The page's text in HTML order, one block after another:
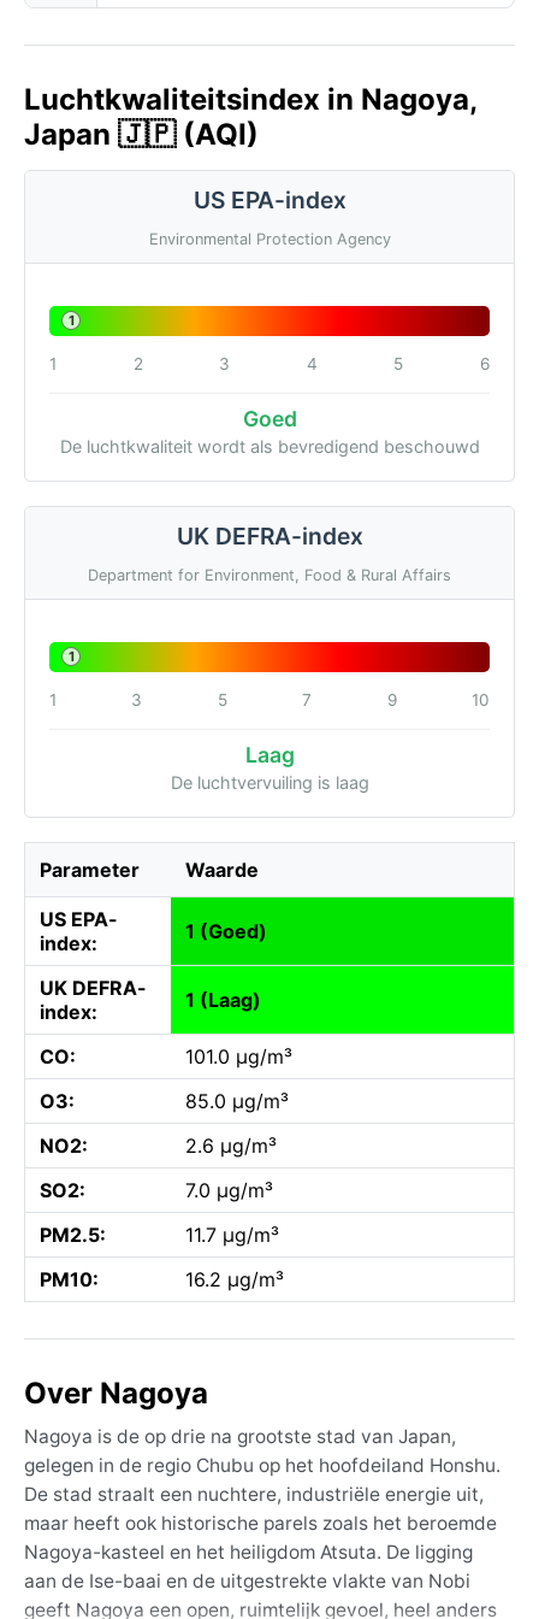
Luchtkwaliteitsindex in Nagoya,
Japan 🇯🇵 (AQI)
US EPA-index
Environmental Protection Agency
1
1 2 3 4 5 6
Goed
De luchtkwaliteit wordt als bevredigend beschouwd
UK DEFRA-index
Department for Environment, Food & Rural Affairs
1
1 3 5 7 9 10
Laag
De luchtvervuiling is laag
Parameter Waarde
US EPA-
index:
1 (Goed)
UK DEFRA-
index:
1 (Laag)
CO:
101.0 µg/m³
O3:
85.0 µg/m³
NO2:
2.6 µg/m³
SO2:
7.0 µg/m³
PM2.5:
11.7 µg/m³
PM10:
16.2 µg/m³
Over Nagoya
Nagoya is de op drie na grootste stad van Japan,
gelegen in de regio Chubu op het hoofdeiland Honshu.
De stad straalt een nuchtere, industriële energie uit,
maar heeft ook historische parels zoals het beroemde
Nagoya-kasteel en het heiligdom Atsuta. De ligging
aan de Ise-baai en de uitgestrekte vlakte van Nobi
geeft Nagoya een open, ruimtelijk gevoel, heel anders